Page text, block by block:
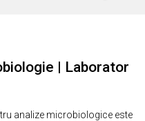
| Laborator
analize microbiologice este